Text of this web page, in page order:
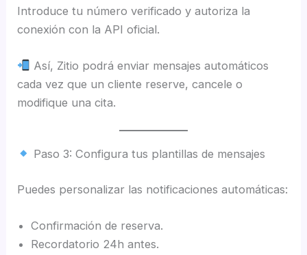
Introduce tu número verificado y autoriza la
conexión con la API oficial.
Así, Zitio podrá enviar mensajes automáticos
cada vez que un cliente reserve, cancele o
modifique una cita.
Paso 3: Configura tus plantillas de mensajes
Puedes personalizar las notificaciones automáticas:
Confirmación de reserva.
Recordatorio 24h antes.